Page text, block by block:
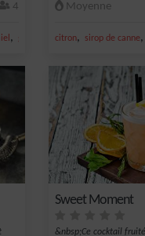
4
, gingembre
Moyenne
citron, sirop de canne,
Sweet Moment
&nbsp;Ce cocktail